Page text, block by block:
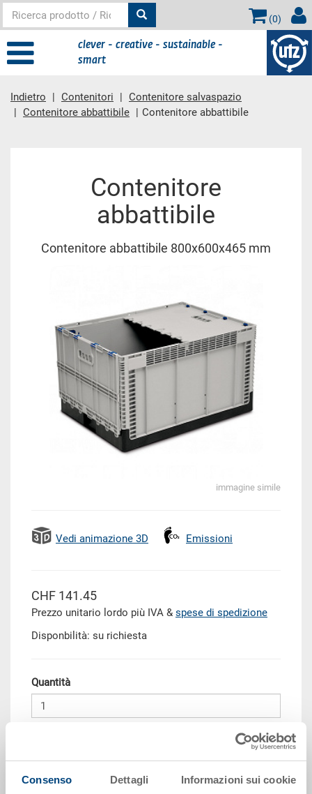
Consenso Dettagli Informazioni sui cookie
(0)
clever - creative - sustainable -
smart
Indietro Contenitori
Contenitore salvaspazio
Contenitore abbattibile
Contenitore abbattibile
Contenitore
abbattibile
Contenitore abbattibile 800x600x465 mm
immagine simile
Vedi animazione 3D Emissioni
CHF 141.45
Prezzo unitario lordo più IVA & spese di spedizione
Disponbilità: su richiesta
Quantità
Scaglioni per quantità Prezzo